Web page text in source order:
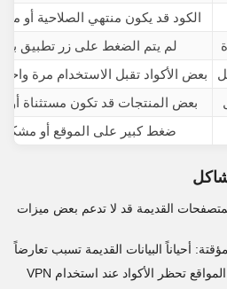
الكود قد يكون منتهي الصلاحية أو
لم يتم الضغط على زر تطبيق بعد
بعض الأكواد تقبل الاستخدام مرة
بعض المنتجات قد تكون مستثناة
ضغط كبير على الموقع أو
القديمة قد لا تدعم بعض ميزات
أحياناً البيانات القديمة تسبب تعارضاً